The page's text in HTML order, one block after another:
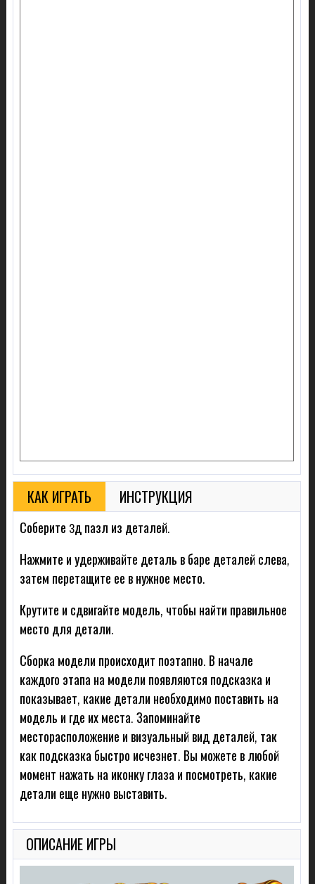
КАК ИГРАТЬ ИНСТРУКЦИЯ
Соберите 3д пазл из деталей.
Нажмите и удерживайте деталь в баре деталей слева,
затем перетащите ее в нужное место.
Крутите и сдвигайте модель, чтобы найти правильное
место для детали.
Сборка модели происходит поэтапно. В начале
каждого этапа на модели появляются подсказка и
показывает, какие детали необходимо поставить на
модель и где их места. Запоминайте
месторасположение и визуальный вид деталей, так
как подсказка быстро исчезнет. Вы можете в любой
момент нажать на иконку глаза и посмотреть, какие
детали еще нужно выставить.
ОПИСАНИЕ ИГРЫ